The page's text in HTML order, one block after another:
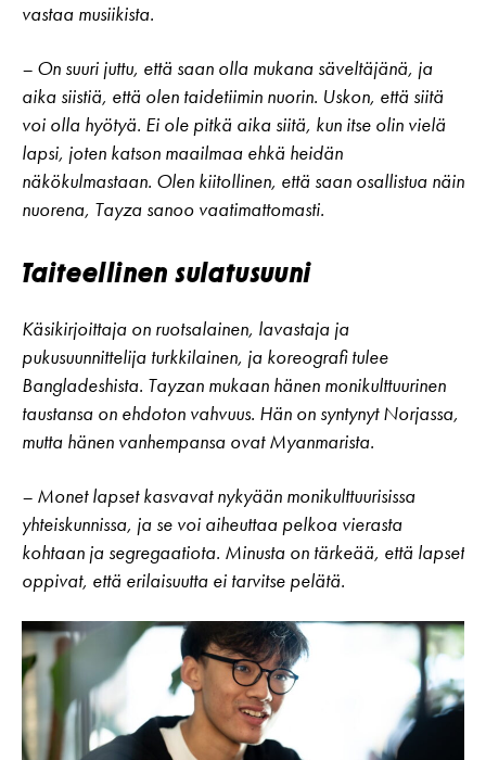
vastaa musiikista.
– On suuri juttu, että saan olla mukana säveltäjänä, ja
aika siistiä, että olen taidetiimin nuorin. Uskon, että siitä
voi olla hyötyä. Ei ole pitkä aika siitä, kun itse olin vielä
lapsi, joten katson maailmaa ehkä heidän
näkökulmastaan. Olen kiitollinen, että saan osallistua näin
nuorena, Tayza sanoo vaatimattomasti.
Taiteellinen sulatusuuni
Käsikirjoittaja on ruotsalainen, lavastaja ja
pukusuunnittelija turkkilainen, ja koreografi tulee
Bangladeshista. Tayzan mukaan hänen monikulttuurinen
taustansa on ehdoton vahvuus. Hän on syntynyt Norjassa,
mutta hänen vanhempansa ovat Myanmarista.
– Monet lapset kasvavat nykyään monikulttuurisissa
yhteiskunnissa, ja se voi aiheuttaa pelkoa vierasta
kohtaan ja segregaatiota. Minusta on tärkeää, että lapset
oppivat, että erilaisuutta ei tarvitse pelätä.